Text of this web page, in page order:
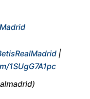
|
1SUgG7A1pc